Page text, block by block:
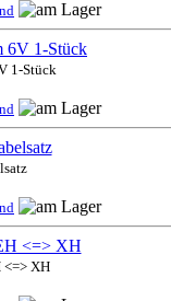
1-Stück
<=> XH